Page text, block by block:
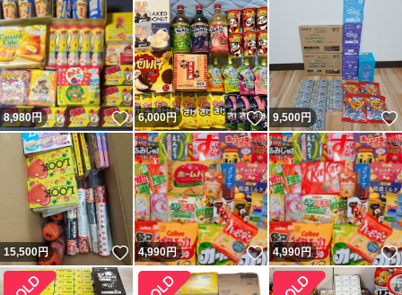
8,980円 いいね！
6,000円 いいね！
9,500円
15,500円 いいね！
4,990円 いいね！
4,990円